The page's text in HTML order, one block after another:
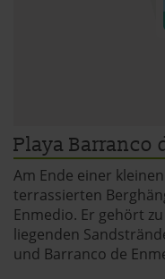
Playa Barranco
Am Ende einer
terrassierten
Enmedio. Er gehört
liegenden
und Barranco de